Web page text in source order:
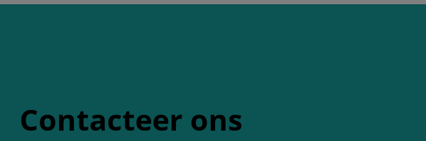
Contacteer ons